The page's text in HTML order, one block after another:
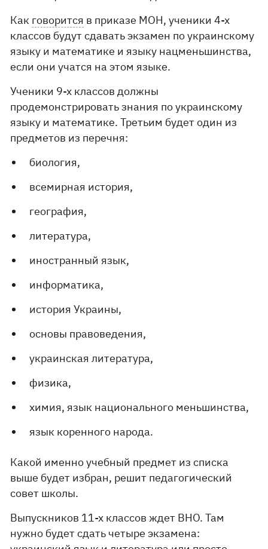
Как говорится в приказе МОН, ученики 4-х
классов будут сдавать экзамен по украинскому
языку и математике и языку нацменьшинства,
если они учатся на этом языке.
Ученики 9-х классов должны
продемонстрировать знания по украинскому
языку и математике. Третьим будет один из
предметов из перечня:
биология,
всемирная история,
география,
литература,
иностранный язык,
информатика,
история Украины,
основы правоведения,
украинская литература,
физика,
химия, язык национального меньшинства,
язык коренного народа.
Какой именно учебный предмет из списка
выше будет избран, решит педагогический
совет школы.
Выпускников 11-х классов ждет ВНО. Там
нужно будет сдать четыре экзамена: